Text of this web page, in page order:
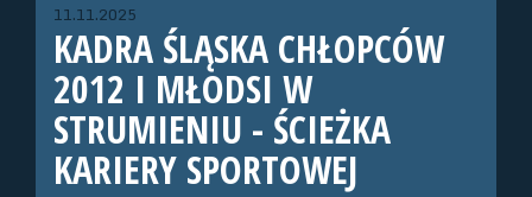
11.11.2025
KADRA ŚLĄSKA CHŁOPCÓW
2012 I MŁODSI W
STRUMIENIU - ŚCIEŻKA
KARIERY SPORTOWEJ